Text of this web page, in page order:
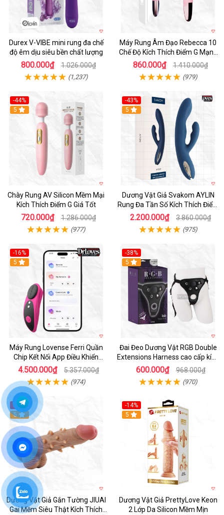
Durex V-VIBE mini rung đa chế
độ êm dịu siêu bền chất lượng
800.000₫ 1.026.000₫
(1,237)
Máy Rung Âm Đạo Rebecca 10
Chế Độ Kích Thích Điểm G Mạnh
Mẽ
860.000₫ 1.410.000₫
(979)
-44%
Hot
5
Chày Rung AV Silicon Mềm Mại
Kích Thích Điểm G Giá Tốt
720.000₫ 1.286.000₫
(977)
-43%
Hot
5
Dương Vật Giả Svakom AYLIN
Rung Đa Tần Số Kích Thích Điểm
G
2.200.000₫ 3.860.000₫
(975)
-16%
Hot
5
Máy Rung Lovense Ferri Quần
Chip Kết Nối App Điều Khiển
Thông Minh
4.500.000₫ 5.357.000₫
(974)
-38%
Hot
5
Đai Đeo Dương Vật RGB Double
Extensions Harness cao cấp kích
thích
600.000₫ 968.000₫
(970)
-38%
5
Dương Vật Giả Gắn Tường JIUAI
Gai Mềm Siêu Thật Kích Thích
-14%
5
Dương Vật Giả PrettyLove Keon
2 Lớp Da Silicon Mềm Mịn